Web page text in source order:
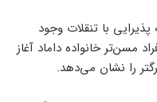
با تنقلات وجود
مسن‌تر خانواده داماد آغاز
را نشان ‌می‌دهد.